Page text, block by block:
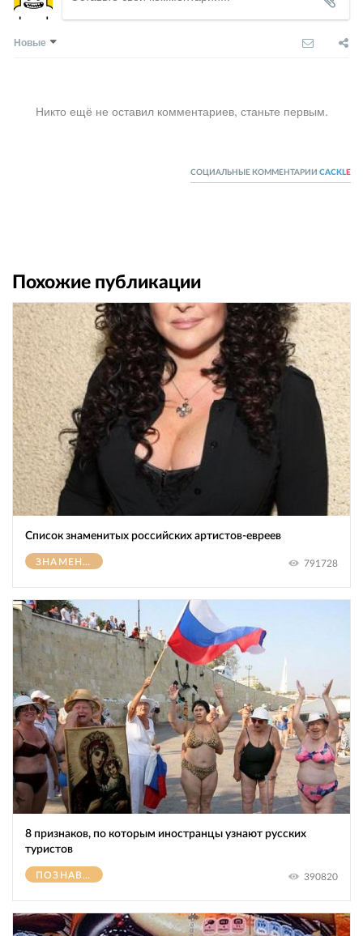
Новые
Никто ещё не оставил комментариев, станьте первым.
СОЦИАЛЬНЫЕ КОММЕНТАРИИ CACKL E
Похожие публикации
Список знаменитых российских артистов-евреев
ЗНАМЕНИТОСТИ 791728
8 признаков, по которым иностранцы узнают русских
туристов
ПОЗНАВАТЕЛЬНОЕ 390820